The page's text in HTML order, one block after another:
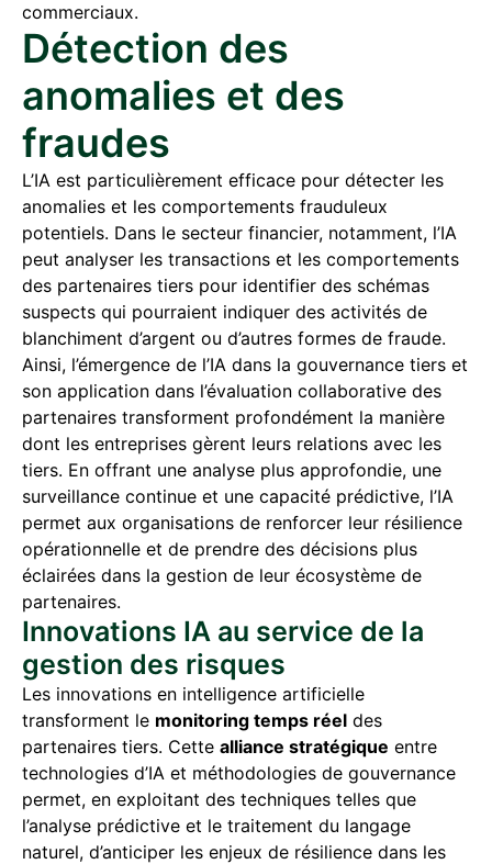
commerciaux.
Détection des
anomalies et des
fraudes
L’IA est particulièrement efficace pour détecter les
anomalies et les comportements frauduleux
potentiels. Dans le secteur financier, notamment, l’IA
peut analyser les transactions et les comportements
des partenaires tiers pour identifier des schémas
suspects qui pourraient indiquer des activités de
blanchiment d’argent ou d’autres formes de fraude.
Ainsi, l’émergence de l’IA dans la gouvernance tiers et
son application dans l’évaluation collaborative des
partenaires transforment profondément la manière
dont les entreprises gèrent leurs relations avec les
tiers. En offrant une analyse plus approfondie, une
surveillance continue et une capacité prédictive, l’IA
permet aux organisations de renforcer leur résilience
opérationnelle et de prendre des décisions plus
éclairées dans la gestion de leur écosystème de
partenaires.
Innovations IA au service de la
gestion des risques
Les innovations en intelligence artificielle
transforment le monitoring temps réel des
partenaires tiers. Cette alliance stratégique entre
technologies d’IA et méthodologies de gouvernance
permet, en exploitant des techniques telles que
l’analyse prédictive et le traitement du langage
naturel, d’anticiper les enjeux de résilience dans les